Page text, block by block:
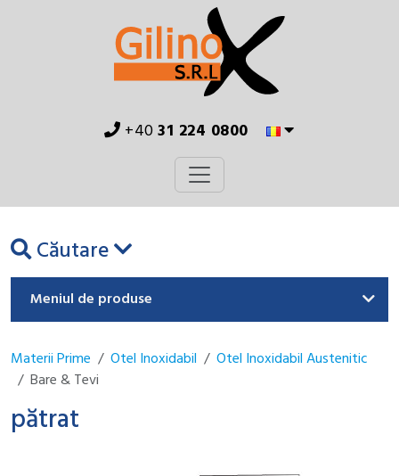
+4031 224 0800
Căutare
Meniul de produse
Materii Prime Otel Inoxidabil
Otel Inoxidabil Austenitic
Bare & Tevi
pătrat